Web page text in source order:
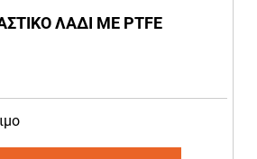
ΛΑΔΙ ΜΕ PTFE